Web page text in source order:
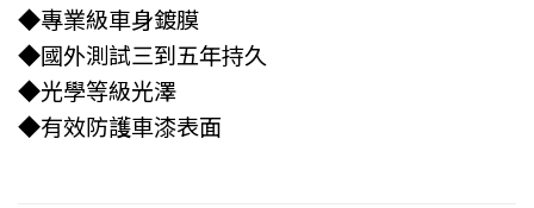
◆專業級車身鍍膜
◆國外測試三到五年持久
◆光學等級光澤
◆有效防護車漆表面